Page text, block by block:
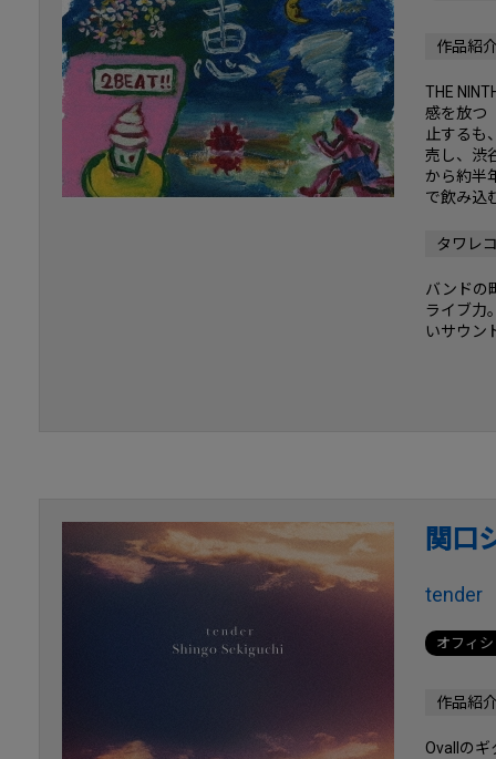
作品紹
THE
感を放つ
止するも
売し、渋
から約半
で飲み込
タワレ
バンドの
ライブ力
いサウン
関口
tender
オフィ
作品紹
Ovallのギ